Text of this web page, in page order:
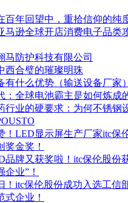
百年回望中，重拾信仰的纯
马逊全球开店消费电子品类
马防护科技有限公司
西合璧的璀璨明珠
有什么优势（输送设备厂家
：全球电池霸主是如何炼成
行业的硬要求：为何不锈钢
！LED显示屏生产厂家itc保
奖金奖！
品牌又获奖啦！itc保伦股份
企业”！
！itc保伦股份成功入选工信
式企业！